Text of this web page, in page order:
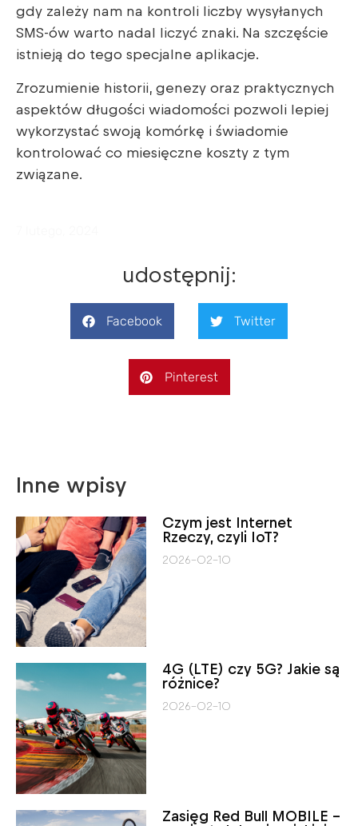
gdy zależy nam na kontroli liczby wysyłanych
SMS-ów warto nadal liczyć znaki. Na szczęście
istnieją do tego specjalne aplikacje.
Zrozumienie historii, genezy oraz praktycznych
aspektów długości wiadomości pozwoli lepiej
wykorzystać swoją komórkę i świadomie
kontrolować co miesięczne koszty z tym
związane.
udostępnij:
Facebook Twitter
Pinterest
Inne wpisy
Czym jest Internet
Rzeczy, czyli IoT?
2026-02-10
4G (LTE) czy 5G? Jakie są
różnice?
2026-02-10
Zasięg Red Bull MOBILE –